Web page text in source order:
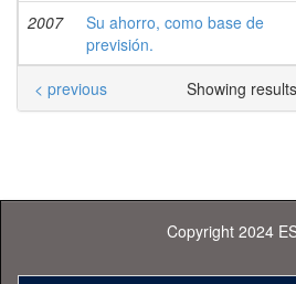
2007
Su ahorro, como base de
previsión.
Showing
< previous
Copyright 2024